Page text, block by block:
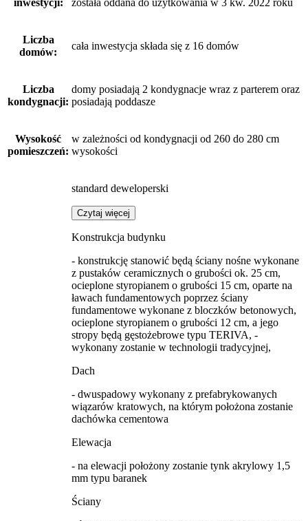
Liczba
domów:
cała inwestycja składa się z 16 domów
Liczba
kondygnacji:
domy posiadają 2 kondygnacje wraz z parterem oraz
posiadają poddasze
Wysokość
pomieszczeń:
w zależności od kondygnacji od 260 do 280 cm
wysokości
standard deweloperski
Czytaj więcej
Konstrukcja budynku
- konstrukcję stanowić będą ściany nośne wykonane
z pustaków ceramicznych o grubości ok. 25 cm,
ocieplone styropianem o grubości 15 cm, oparte na
ławach fundamentowych poprzez ściany
fundamentowe wykonane z bloczków betonowych,
ocieplone styropianem o grubości 12 cm, a jego
stropy będą gęstożebrowe typu TERIVA, -
wykonany zostanie w technologii tradycyjnej,
Dach
- dwuspadowy wykonany z prefabrykowanych
wiązarów kratowych, na którym położona zostanie
dachówka cementowa
Elewacja
- na elewacji położony zostanie tynk akrylowy 1,5
mm typu baranek
Ściany